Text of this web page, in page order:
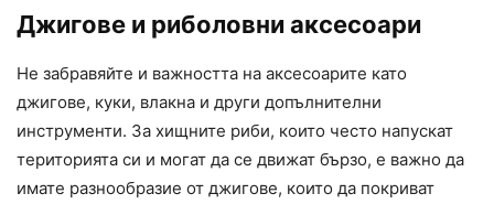
Джигове и риболовни аксесоари
Не забравяйте и важността на аксесоарите като
джигове, куки, влакна и други допълнителни
инструменти. За хищните риби, които често напускат
територията си и могат да се движат бързо, е важно да
имате разнообразие от джигове, които да покриват